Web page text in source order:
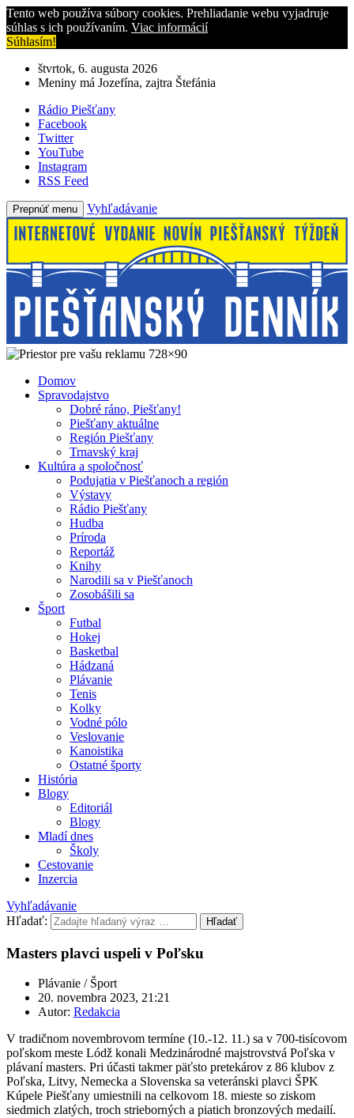
Tento web používa súbory cookies. Prehliadanie webu vyjadruje
súhlas s ich používaním. Viac informácií
Súhlasím!
štvrtok, 6. augusta 2026
Meniny má Jozefína, zajtra Štefánia
Rádio Piešťany
Facebook
Twitter
YouTube
Instagram
RSS Feed
Prepnúť menu Vyhľadávanie
Domov
Spravodajstvo
Dobré ráno, Piešťany!
Piešťany aktuálne
Región Piešťany
Trnavský kraj
Kultúra a spoločnosť
Podujatia v Piešťanoch a región
Výstavy
Rádio Piešťany
Hudba
Príroda
Reportáž
Knihy
Narodili sa v Piešťanoch
Zosobášili sa
Šport
Futbal
Hokej
Basketbal
Hádzaná
Plávanie
Tenis
Kolky
Vodné pólo
Veslovanie
Kanoistika
Ostatné športy
História
Blogy
Editoriál
Blogy
Mladí dnes
Školy
Cestovanie
Inzercia
Vyhľadávanie
Hľadať:
Hľadať
Masters plavci uspeli v Poľsku
Plávanie / Šport
20. novembra 2023, 21:21
Autor: Redakcia
V tradičnom novembrovom termíne (10.-12. 11.) sa v 700-tisícovom
poľskom meste Lódž konali Medzinárodné majstrovstvá Poľska v
plávaní masters. Pri účasti takmer päťsto pretekárov z 86 klubov z
Poľska, Litvy, Nemecka a Slovenska sa veteránski plavci ŠPK
Kúpele Piešťany umiestnili na celkovom 18. mieste so ziskom
siedmich zlatých, troch strieborných a piatich bronzových medailí.